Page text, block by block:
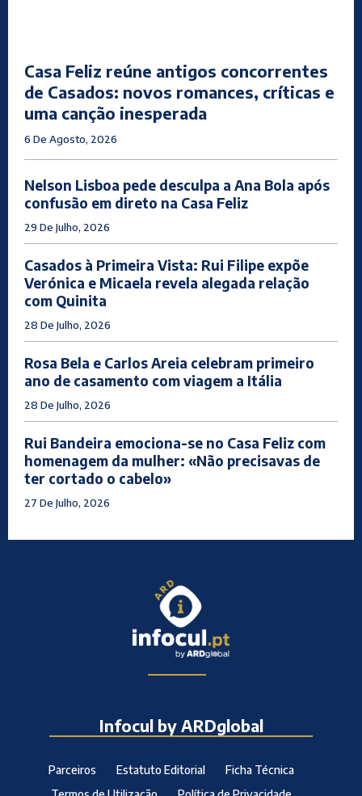
Casa Feliz reúne antigos concorrentes
de Casados: novos romances, críticas e
uma canção inesperada
6 De Agosto, 2026
Nelson Lisboa pede desculpa a Ana Bola após
confusão em direto na Casa Feliz
29 De Julho, 2026
Casados à Primeira Vista: Rui Filipe expõe
Verónica e Micaela revela alegada relação
com Quinita
28 De Julho, 2026
Rosa Bela e Carlos Areia celebram primeiro
ano de casamento com viagem a Itália
28 De Julho, 2026
Rui Bandeira emociona-se no Casa Feliz com
homenagem da mulher: «Não precisavas de
ter cortado o cabelo»
27 De Julho, 2026
Infocul by ARDglobal
Parceiros Estatuto Editorial
Ficha Técnica